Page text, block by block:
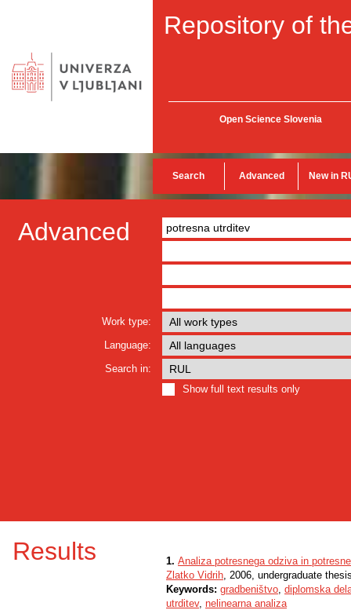
Repository of
Open Science Slovenia
Search Advanced New in
Advanced
Work type:
Language:
Search in:
Show full text results only
Results 1. Analiza potresnega odziva in
Zlatko Vidrih, 2006, undergraduate
Keywords: gradbeništvo, diplomska
utrditev, nelinearna analiza